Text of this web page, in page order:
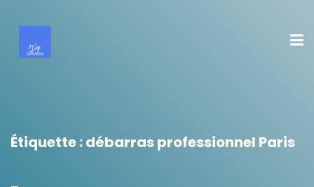
Étiquette :débarras professionnel Paris